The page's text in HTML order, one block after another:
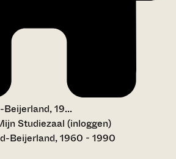
19...
Studiezaal (inloggen)
Beijerland, 1960 - 1990